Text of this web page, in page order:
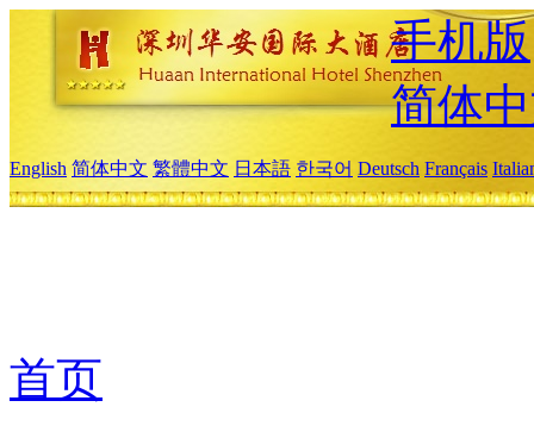
手机版
简体
English 简体中文 繁體中文 日本語 한국어 Deutsch Français
首页